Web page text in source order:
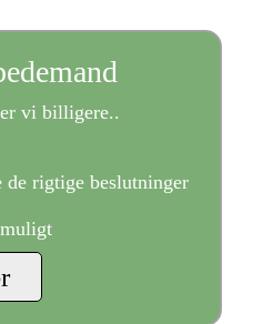
vi billigere..
rigtige beslutninger